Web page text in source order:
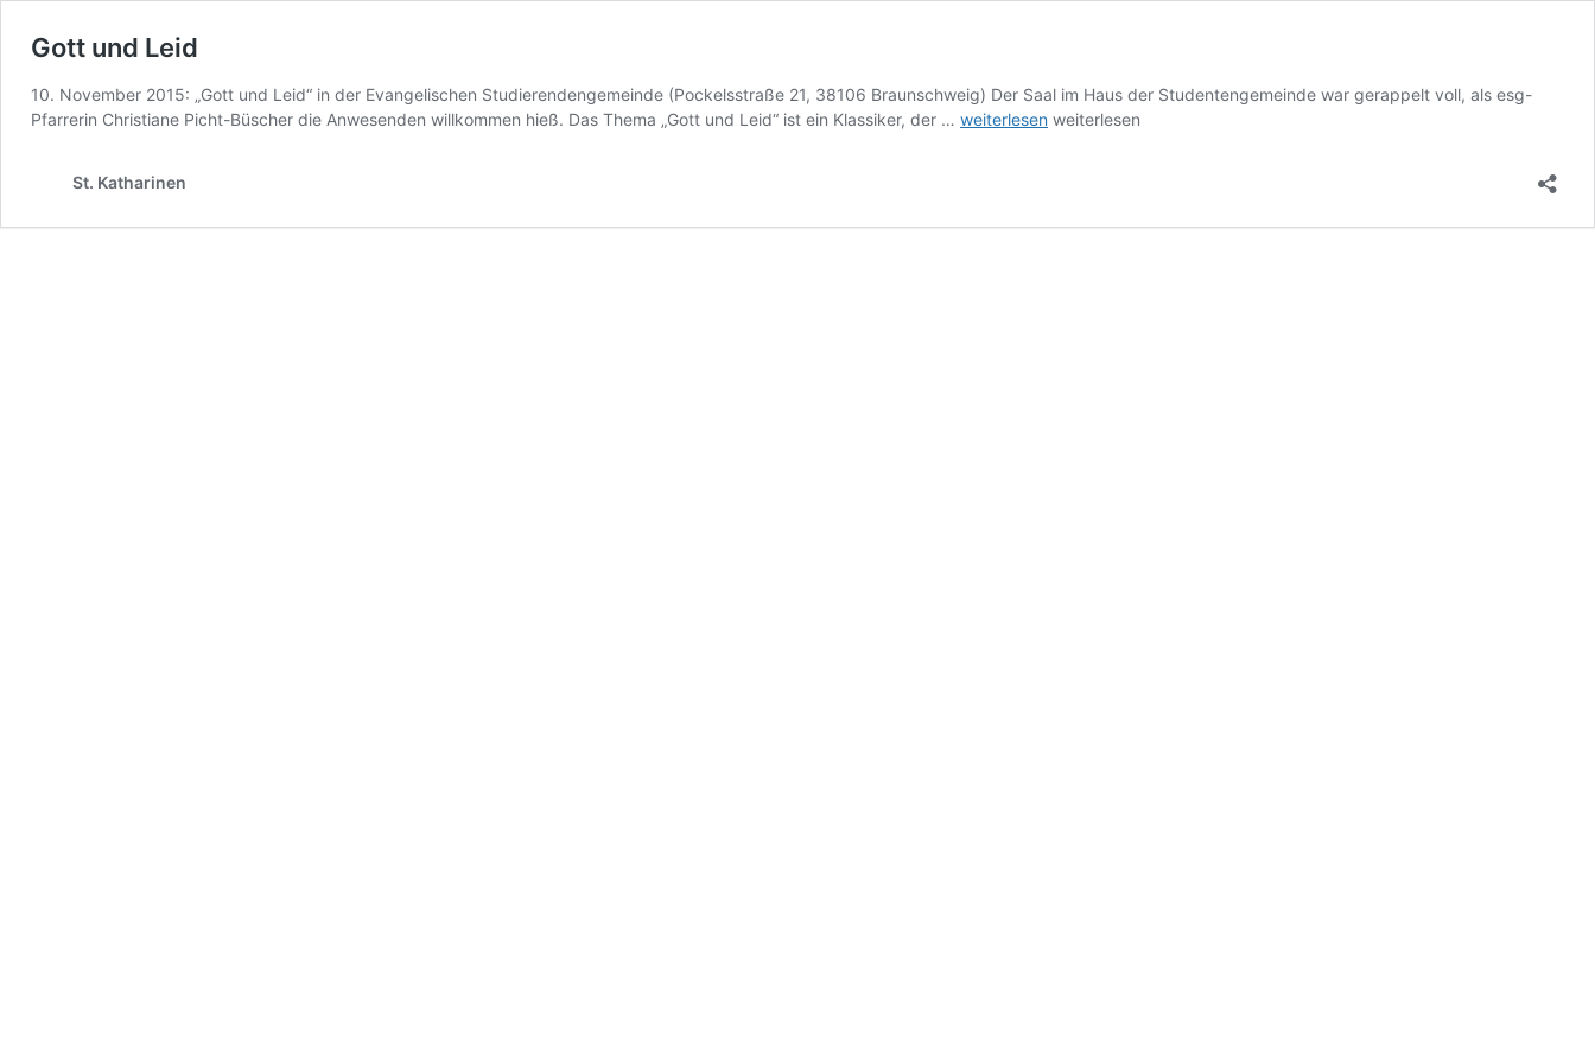
Gott und Leid
10. November 2015: „Gott und Leid“ in der Evangelischen Studierendengemeinde (Pockelsstraße 21, 38106 Braunschweig) Der Saal im Haus der Studentengemeinde war gerappelt voll, als esg-
Pfarrerin Christiane Picht-Büscher die Anwesenden willkommen hieß. Das Thema „Gott und Leid“ ist ein Klassiker, der … Gott
weiterlesen weiterlesen
St. Katharinen